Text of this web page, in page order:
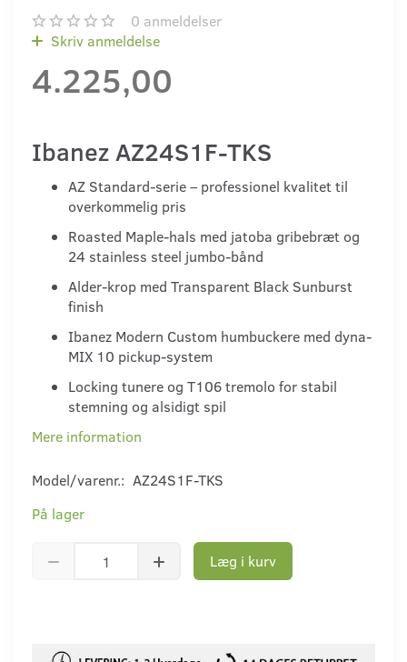
0 anmeldelser
Skriv anmeldelse
4.225,00
Ibanez AZ24S1F-TKS
AZ Standard-serie – professionel kvalitet til
overkommelig pris
Roasted Maple-hals med jatoba gribebræt og
24 stainless steel jumbo-bånd
Alder-krop med Transparent Black Sunburst
finish
Ibanez Modern Custom humbuckere med dyna-
MIX 10 pickup-system
Locking tunere og T106 tremolo for stabil
stemning og alsidigt spil
Mere information
Model/varenr.: AZ24S1F-TKS
På lager
Læg i kurv